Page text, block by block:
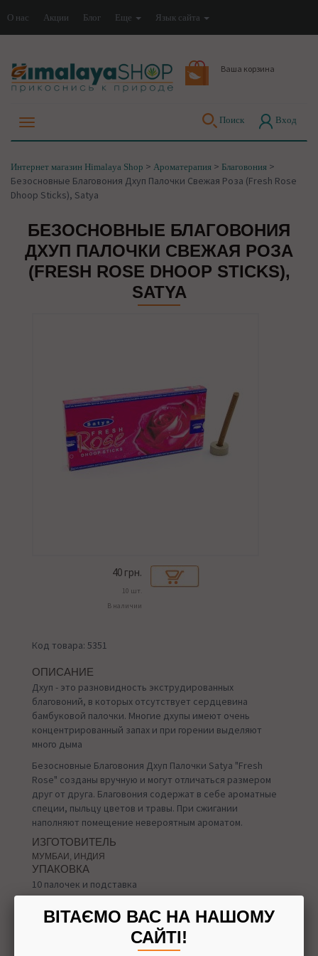
О нас Акции Блог Еще Язык сайта
Ваша корзина
Поиск Вход
Интернет магазин Himalaya Shop > Ароматерапия > Благовония >
Безосновные Благовония Дхуп Палочки Свежая Роза (Fresh Rose
Dhoop Sticks), Satya
БЕЗОСНОВНЫЕ БЛАГОВОНИЯ
ДХУП ПАЛОЧКИ СВЕЖАЯ РОЗА
(FRESH ROSE DHOOP STICKS),
SATYA
40 грн.
10 шт.
В наличии
Код товара: 5351
ОПИСАНИЕ
Дхуп - это разновидность экструдированных
благовоний, в которых отсутствует сердцевина
бамбуковой палочки. Многие дхупы имеют очень
концентрированный запах и при горении выделяют
много дыма
Безосновные Благовония Дхуп Палочки Satya "Fresh
Rose" созданы вручную и могут отличаться размером
друг от друга. Благовония содержат в себе ароматные
специи, пыльцу цветов и травы. При сжигании
наполняют помещение невероятным ароматом.
ИЗГОТОВИТЕЛЬ
МУМБАИ, ИНДИЯ
УПАКОВКА
10 палочек и подставка
ВІТАЄМО ВАС НА НАШОМУ
САЙТІ!